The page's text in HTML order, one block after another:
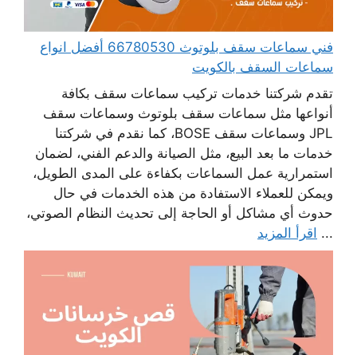
فني سماعات سقف بلوتوث 66780530 أفضل انواع
سماعات السقف بالكويت
تقدم شركتنا خدمات تركيب سماعات سقف بكافة
أنواعها مثل سماعات سقف بلوتوث وسماعات سقف
JPL وسماعات سقف BOSE، كما نقدم في شركتنا
خدمات ما بعد البيع، مثل الصيانة والدعم الفني، لضمان
استمرارية عمل السماعات بكفاءة على المدى الطويل،
ويمكن للعملاء الاستفادة من هذه الخدمات في حال
حدوث أي مشاكل أو الحاجة إلى تحديث النظام الصوتي،
... اقرأ المزيد